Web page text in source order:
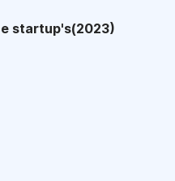
startup's(2023)